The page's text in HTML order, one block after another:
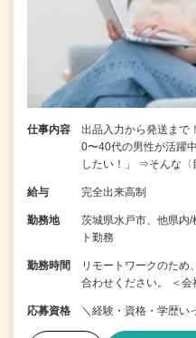
仕事内容
出品入力から発送まで
0〜40代の男性が活躍
したい！」 ⇒そんな
給与 完全出来高制
勤務地
茨城県水戸市、他県
ト勤務
勤務時間
リモートワークのため
合わせください。 ＜
応募資格 ＼経験・資格・学歴い